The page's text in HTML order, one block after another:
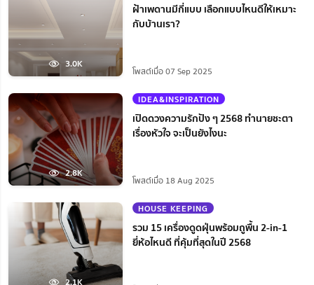
3.0K
ฝ้าเพดานมีกี่แบบ เลือกแบบไหนดีให้เหมาะ
กับบ้านเรา?
โพสต์เมื่อ 07 Sep 2025
2.8K
IDEA&INSPIRATION
เปิดดวงความรักปัง ๆ 2568 ทำนายชะตา
เรื่องหัวใจ จะเป็นยังไงนะ
โพสต์เมื่อ 18 Aug 2025
2.1K
HOUSE KEEPING
รวม 15 เครื่องดูดฝุ่นพร้อมถูพื้น 2-in-1
ยี่ห้อไหนดี ที่คุ้มที่สุดในปี 2568